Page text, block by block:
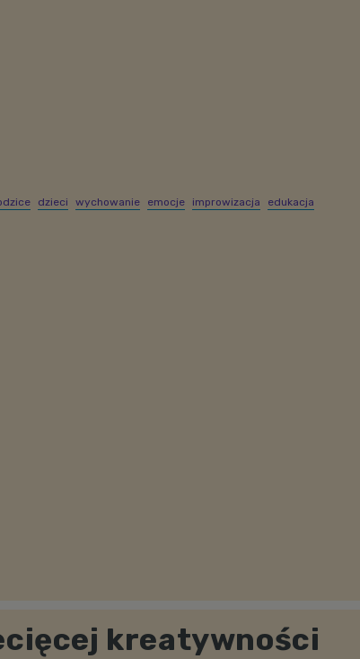
dzieci wychowanie emocje improwizacja
edukacja
kreatywności